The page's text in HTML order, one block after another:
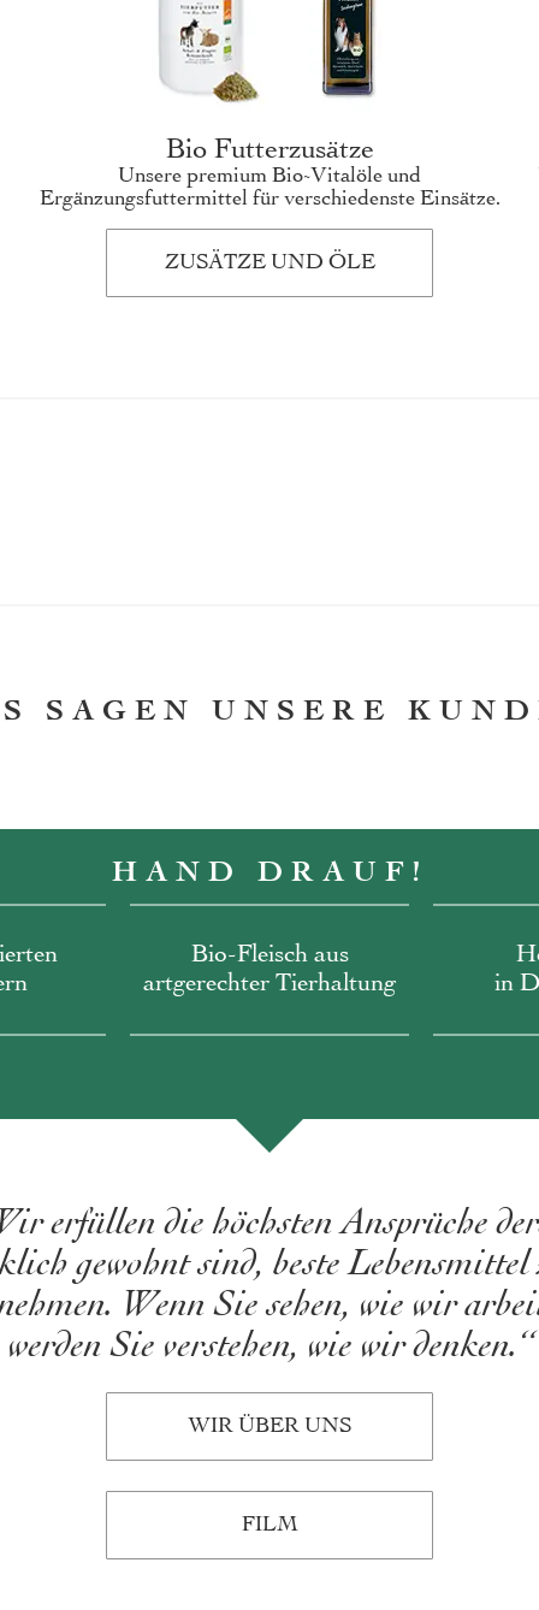
Bio Futterzusätze
Unsere premium Bio-Vitalöle und
Ergänzungsfuttermittel für verschiedenste Einsätze.
ZUSÄTZE UND ÖLE
SAGEN UNSERE
HAND DRAUF!
Bio-Fleisch aus
artgerechter Tierhaltung
in
erfüllen die höchsten Ansprüche
gewohnt sind, beste Lebensmittel
Wenn Sie sehen, wie wir
werden Sie verstehen, wie wir denken.“
WIR ÜBER UNS
FILM